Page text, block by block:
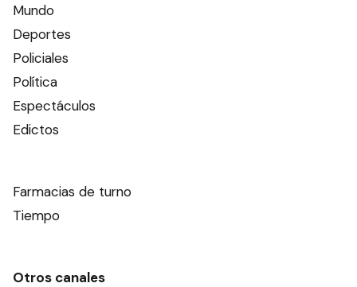
Mundo
Deportes
Policiales
Política
Espectáculos
Edictos
Farmacias de turno
Tiempo
Otros canales